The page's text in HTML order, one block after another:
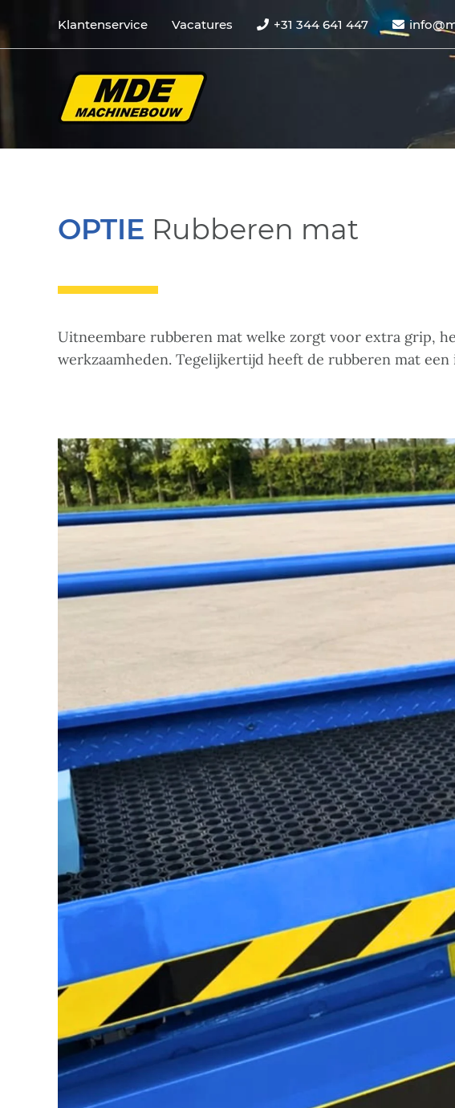
Klantenservice Vacatures +31 344 641 447
OPTIE Rubberen mat
Uitneembare rubberen mat welke zorgt voor extra grip,
werkzaamheden. Tegelijkertijd heeft de rubberen mat